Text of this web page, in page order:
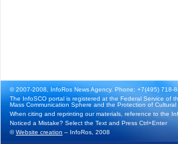
© 2007-2008, InfoRos News Agency. Phone: +7(495) 718-
The InfoSCO portal is registered at the Federal Service of
Mass Communication Sphere and the Protection of
When citing and reprinting our materials, reference to the
Noticed a Mistake? Select the Text and Press Ctrl+Enter
©Website creation – InfoRos, 2008